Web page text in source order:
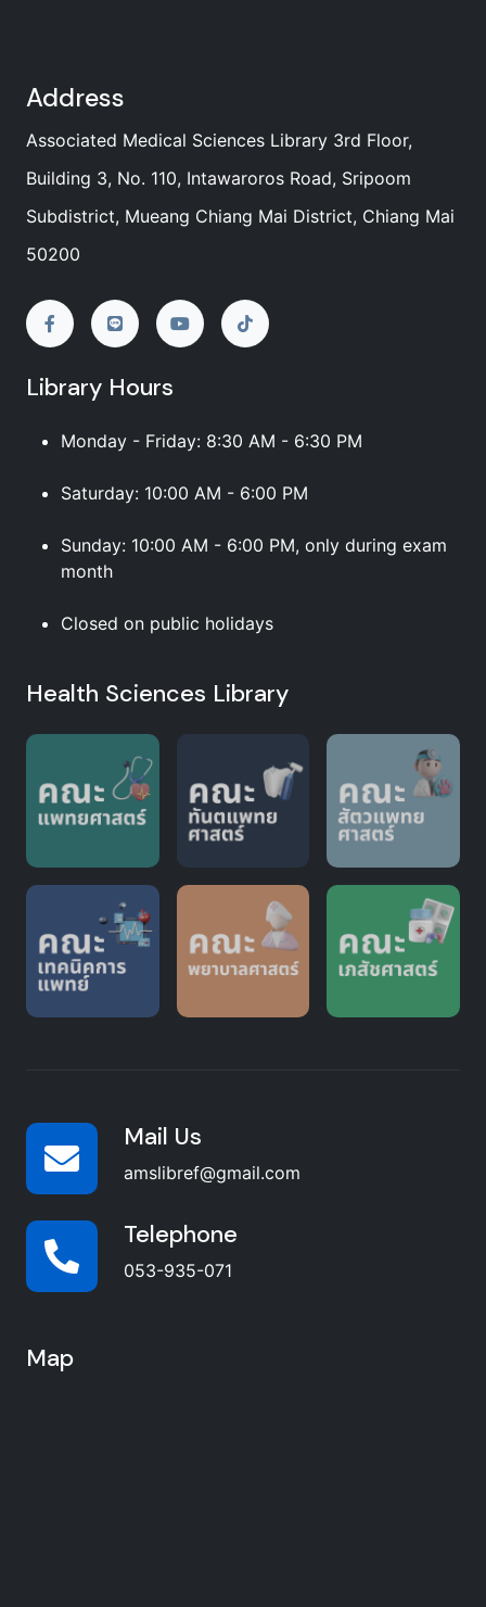
Address
Associated Medical Sciences Library 3rd Floor,
Building 3, No. 110, Intawaroros Road, Sripoom
Subdistrict, Mueang Chiang Mai District, Chiang Mai
50200
Library Hours
Monday - Friday: 8:30 AM - 6:30 PM
Saturday: 10:00 AM - 6:00 PM
Sunday: 10:00 AM - 6:00 PM, only during exam
month
Closed on public holidays
Health Sciences Library
Mail Us
amslibref@gmail.com
Telephone
053-935-071
Map